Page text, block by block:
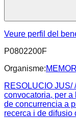
Veure perfil del
P0802200F
Organisme:
RESOLUCIO JUS/
convocatoria, per
de concurrencia a
recerca i de difusio